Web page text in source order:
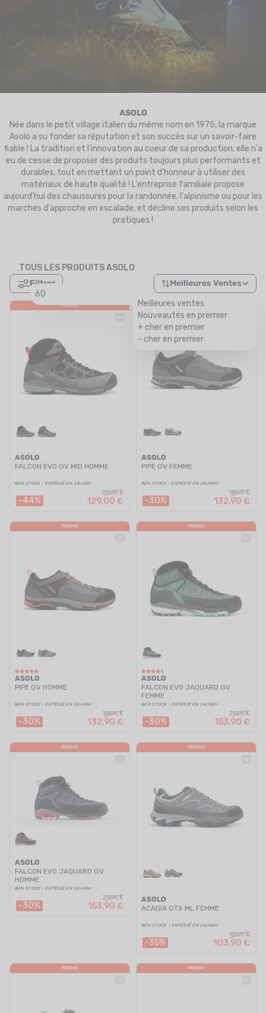
MES FAVORIS
LE BLOG DES TONTONS
CONTACT
ASOLO
Née dans le petit village italien du même nom en 1975, la marque
Asolo a su fonder sa réputation et son succès sur un savoir-faire
fiable ! La tradition et l'innovation au coeur de sa production, elle n'a
eu de cesse de proposer des produits toujours plus performants et
durables, tout en mettant un point d'honneur à utiliser des
matériaux de haute qualité ! L'entreprise familiale propose
aujourd'hui des chaussures pour la randonnée, l'alpinisme ou pour les
marches d'approche en escalade, et décline ses produits selon les
pratiques !
TOUS LES PRODUITS ASOLO
Filtrer
60
Meilleures Ventes
Meilleures ventes
Nouveautés en premier
+ cher en premier
- cher en premier
PROMO
ASOLO
FALCON EVO GV MID HOMME
EN STOCK - EXPÉDIÉ EN 24/48H
-44%
229,95 €
129,00 €
PROMO
ASOLO
PIPE GV FEMME
EN STOCK - EXPÉDIÉ EN 24/48H
-30%
189,95 €
132,90 €
PROMO
ASOLO
PIPE GV HOMME
EN STOCK - EXPÉDIÉ EN 24/48H
-30%
189,95 €
132,90 €
PROMO
ASOLO
FALCON EVO JAQUARD GV
FEMME
EN STOCK - EXPÉDIÉ EN 24/48H
-30%
219,95 €
153,90 €
PROMO
ASOLO
FALCON EVO JAQUARD GV
HOMME
EN STOCK - EXPÉDIÉ EN 24/48H
-30%
219,95 €
153,90 €
PROMO
ASOLO
ACADIA GTX ML FEMME
EN STOCK - EXPÉDIÉ EN 24/48H
-35%
159,95 €
103,90 €
PROMO PROMO